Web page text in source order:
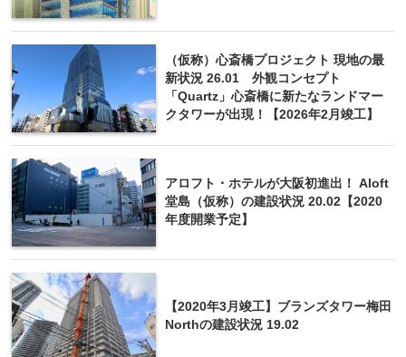
（仮称）心斎橋プロジェクト 現地の最
新状況 26.01 外観コンセプト
「Quartz」心斎橋に新たなランドマー
クタワーが出現！【2026年2月竣工】
アロフト・ホテルが大阪初進出！ Aloft
堂島（仮称）の建設状況 20.02【2020
年度開業予定】
【2020年3月竣工】ブランズタワー梅田
Northの建設状況 19.02